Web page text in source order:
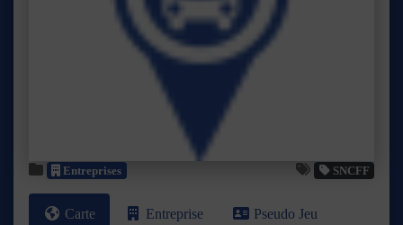
Entreprises SNCFF
Carte Entreprise Pseudo Jeu